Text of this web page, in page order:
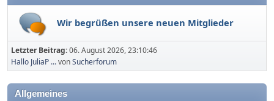
Wir begrüßen unsere neuen Mitglieder
Letzter Beitrag:06. August 2026, 23:10:46
Hallo JuliaP ...vonSucherforum
Allgemeines